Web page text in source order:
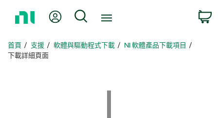
頁
我的帳號 搜尋
首頁 支援 軟體與驅動程式下載
NI 軟體產品下載項目
下載詳細頁面